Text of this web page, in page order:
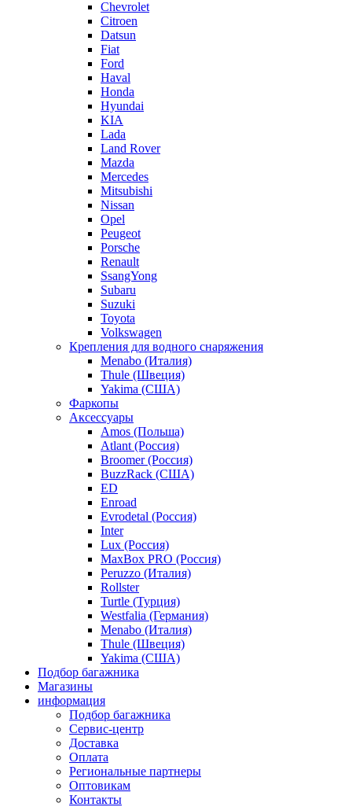
Chevrolet
Citroen
Datsun
Fiat
Ford
Haval
Honda
Hyundai
KIA
Lada
Land Rover
Mazda
Mercedes
Mitsubishi
Nissan
Opel
Peugeot
Porsche
Renault
SsangYong
Subaru
Suzuki
Toyota
Volkswagen
Крепления для водного снаряжения
Menabo (Италия)
Thule (Швеция)
Yakima (США)
Фаркопы
Аксессуары
Amos (Польша)
Atlant (Россия)
Broomer (Россия)
BuzzRack (США)
ED
Enroad
Evrodetal (Россия)
Inter
Lux (Россия)
MaxBox PRO (Россия)
Peruzzo (Италия)
Rollster
Turtle (Турция)
Westfalia (Германия)
Menabo (Италия)
Thule (Швеция)
Yakima (США)
Подбор багажника
Магазины
информация
Подбор багажника
Сервис-центр
Доставка
Оплата
Региональные партнеры
Оптовикам
Контакты